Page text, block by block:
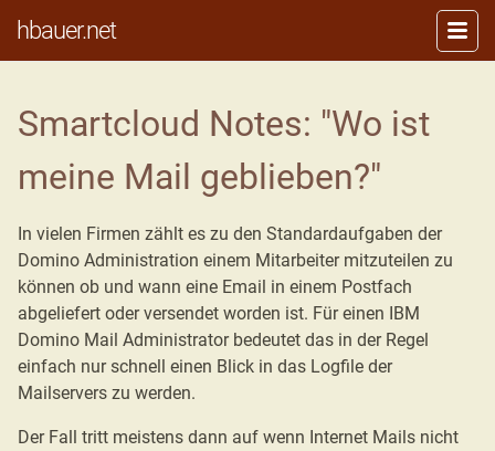
hbauer.net
Smartcloud Notes: "Wo ist
meine Mail geblieben?"
In vielen Firmen zählt es zu den Standardaufgaben der
Domino Administration einem Mitarbeiter mitzuteilen zu
können ob und wann eine Email in einem Postfach
abgeliefert oder versendet worden ist. Für einen IBM
Domino Mail Administrator bedeutet das in der Regel
einfach nur schnell einen Blick in das Logfile der
Mailservers zu werden.
Der Fall tritt meistens dann auf wenn Internet Mails nicht